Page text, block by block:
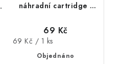
náhradní cartridge -
a kyselá jablka ) 17mg
Objednáno
69 Kč
Měrná
69 Kč / 1 ks